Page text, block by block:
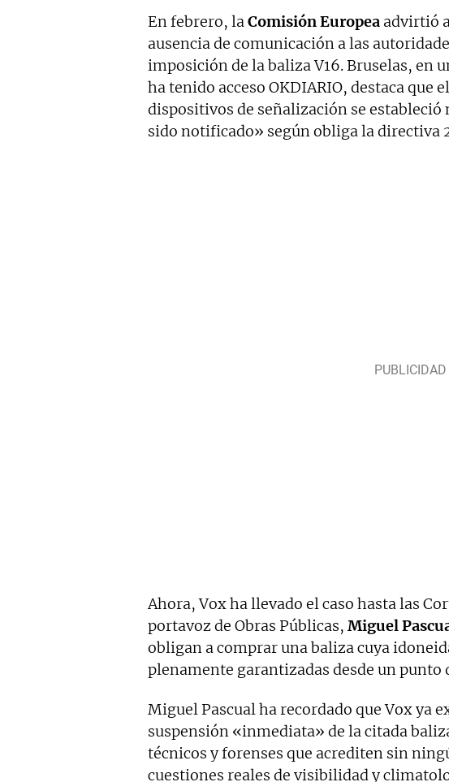
En febrero, laComisión Europea advirtió
ausencia de comunicación a las
imposición de la baliza V16. Bruselas, en
ha tenido acceso OKDIARIO, destaca que
dispositivos de señalización se
sido notificado» según obliga la directiva
Ahora, Vox ha llevado el caso hasta las
portavoz de Obras Públicas, Miguel
obligan a comprar una baliza cuya
plenamente garantizadas desde un punto
Miguel Pascual ha recordado que Vox ya
suspensión «inmediata» de la citada
técnicos y forenses que acrediten sin
cuestiones reales de visibilidad y